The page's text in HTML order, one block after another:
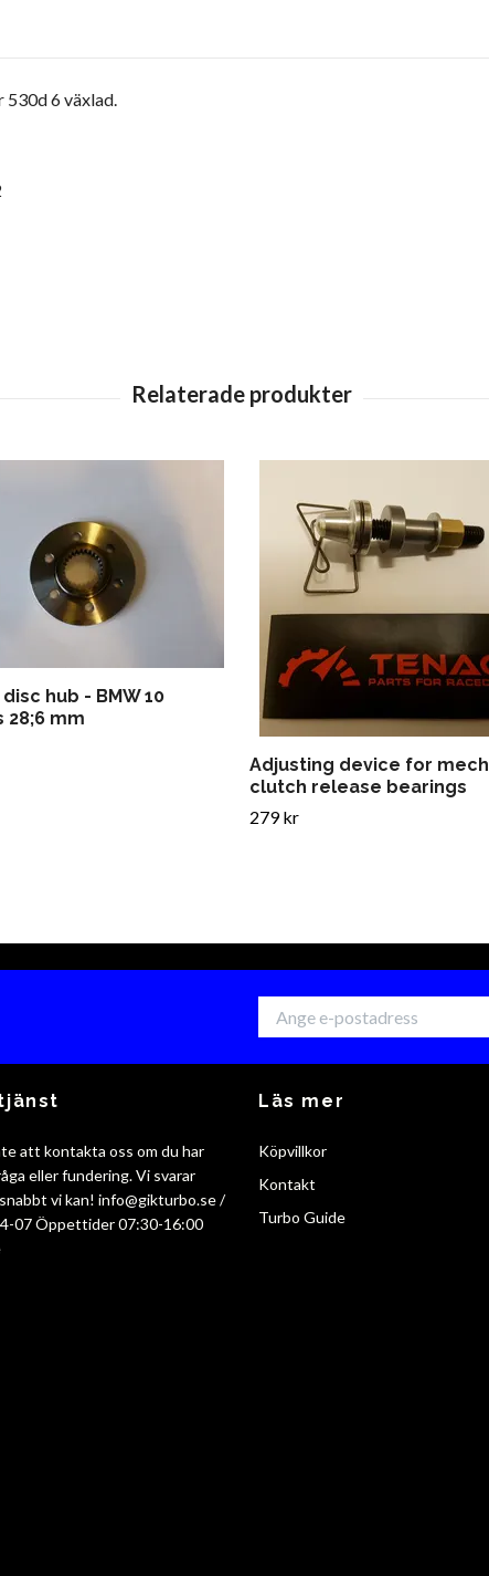
530d 6 växlad.
hub - BMW 10
28;6 mm
Adjusting device for
clutch release bearings
279 kr
att kontakta oss om du har
eller fundering. Vi svarar
vi kan! info@gikturbo.se/
07 Öppettider 07:30-16:00
Läs mer
Köpvillkor
Kontakt
Turbo Guide